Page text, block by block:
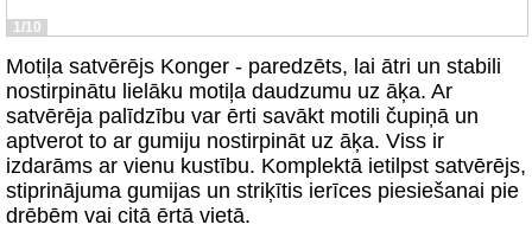
1/10
Motiļa satvērējs Konger - paredzēts, lai ātri un stabili
nostirpinātu lielāku motiļa daudzumu uz āķa. Ar
satvērēja palīdzību var ērti savākt motili čupiņā un
aptverot to ar gumiju nostirpināt uz āķa. Viss ir
izdarāms ar vienu kustību. Komplektā ietilpst satvērējs,
stiprinājuma gumijas un striķītis ierīces piesiešanai pie
drēbēm vai citā ērtā vietā.